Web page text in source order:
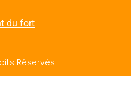
du fort
Réservés.